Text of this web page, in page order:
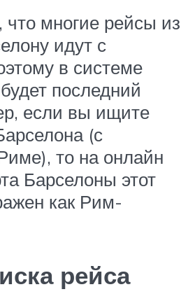
многие рейсы из
идут с
в системе
последний
если вы ищите
(с
то на онлайн
Барселоны этот
как Рим-
рейса